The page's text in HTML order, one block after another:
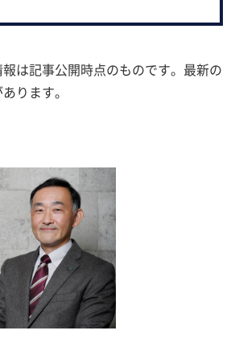
は記事公開時点のものです。最新の
ります。